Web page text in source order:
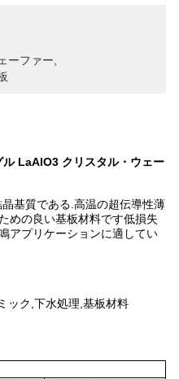
ーファー
LaAlO3 クリスタル・ウェー
基質である.高温の超伝導性薄
めの良い基板材料です低損失
アプリケーションに適してい
ック,下水処理,基板材料